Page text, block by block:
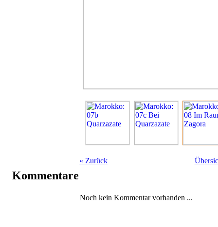
« Zurück
Kommentare
Noch kein Kommentar vorhanden ...